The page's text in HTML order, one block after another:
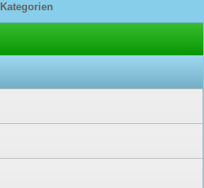
Kategorien